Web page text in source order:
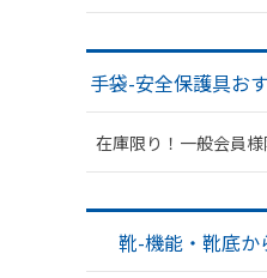
手袋-安全保護具お
在庫限り！一般会員
靴-機能・靴底か